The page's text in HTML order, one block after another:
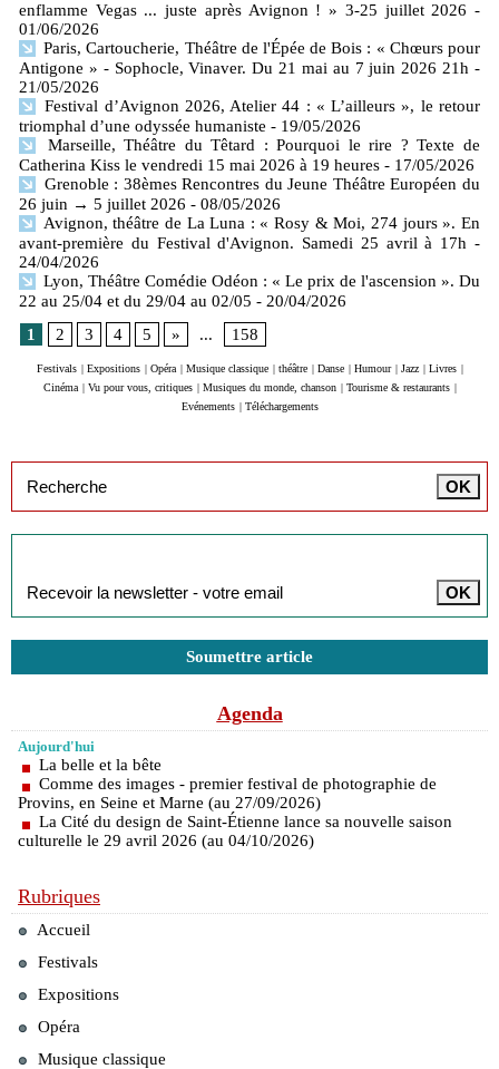
enflamme Vegas ... juste après Avignon ! » 3-25 juillet 2026 -
01/06/2026
Paris, Cartoucherie, Théâtre de l'Épée de Bois : « Chœurs pour
Antigone » - Sophocle, Vinaver. Du 21 mai au 7 juin 2026 21h -
21/05/2026
Festival d’Avignon 2026, Atelier 44 : « L’ailleurs », le retour
triomphal d’une odyssée humaniste - 19/05/2026
Marseille, Théâtre du Têtard : Pourquoi le rire ? Texte de
Catherina Kiss le vendredi 15 mai 2026 à 19 heures - 17/05/2026
Grenoble : 38èmes Rencontres du Jeune Théâtre Européen du
26 juin → 5 juillet 2026 - 08/05/2026
Avignon, théâtre de La Luna : « Rosy & Moi, 274 jours ». En
avant-première du Festival d'Avignon. Samedi 25 avril à 17h -
24/04/2026
Lyon, Théâtre Comédie Odéon : « Le prix de l'ascension ». Du
22 au 25/04 et du 29/04 au 02/05 - 20/04/2026
1
2 3 4 5 » ... 158
Festivals Expositions Opéra Musique classique théâtre Danse Humour Jazz Livres
Cinéma
Vu pour vous, critiques Musiques du monde, chanson Tourisme & restaurants
Evénements
Téléchargements
Soumettre article
Agenda
Aujourd'hui
La belle et la bête
Comme des images - premier festival de photographie de
Provins, en Seine et Marne (au 27/09/2026)
La Cité du design de Saint-Étienne lance sa nouvelle saison
culturelle le 29 avril 2026 (au 04/10/2026)
Rubriques
Accueil
Festivals
Expositions
Opéra
Musique classique